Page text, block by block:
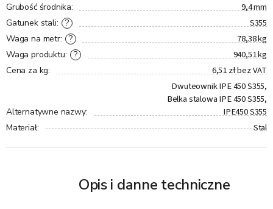
Grubość środnika: 9,4 mm
?
Gatunek stali: S355
?
Waga na metr: 78,38 kg
?
Waga produktu: 940,51 kg
Cena za kg: 6,51 zł bez VAT
Alternatywne nazwy:
Dwuteownik IPE 450 S355,
Belka stalowa IPE 450 S355,
IPE450 S355
Materiał: Stal
Opis i danne techniczne